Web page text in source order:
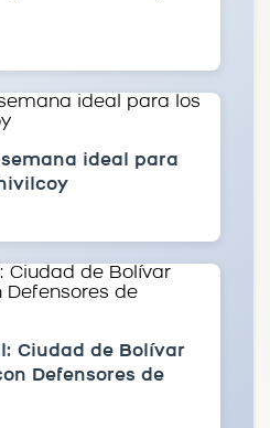
ideal para
Ciudad de Bolívar
Defensores de